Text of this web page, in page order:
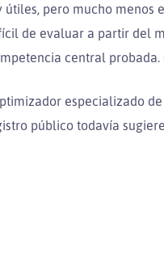
pero mucho menos
de evaluar a partir del
central probada.
especializado
público todavía